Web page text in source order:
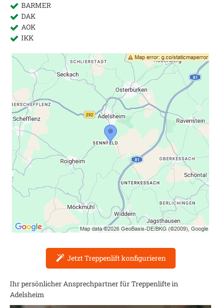
BARMER
DAK
AOK
IKK
Jetzt Treppenlift konfigurieren
Ihr persönlicher Ansprechpartner für Treppenlifte in
Adelsheim